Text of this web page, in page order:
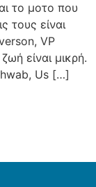
το μοτο που
τους είναι
VP
είναι μικρή.
Us […]